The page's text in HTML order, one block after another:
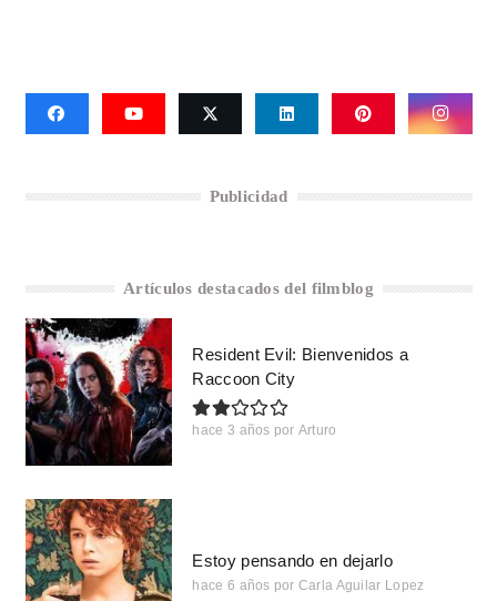
Publicidad
Artículos destacados del filmblog
Resident Evil: Bienvenidos a
Raccoon City
hace 3 años por Arturo
Estoy pensando en dejarlo
hace 6 años por Carla Aguilar Lopez